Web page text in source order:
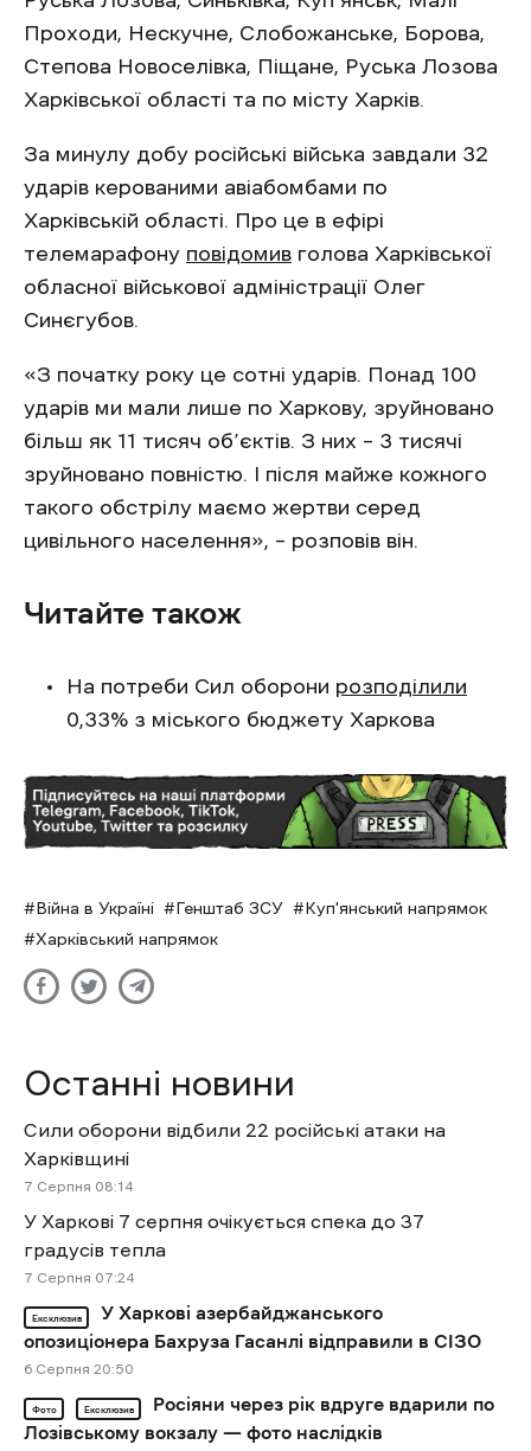
Проходи, Нескучне, Слобожанське, Борова,
Степова Новоселівка, Піщане, Руська Лозова
Харківської області та по місту Харків.
За минулу добу російські війська завдали 32
ударів керованими авіабомбами по
Харківській області. Про це в ефірі
телемарафону повідомив голова Харківської
обласної військової адміністрації Олег
Синєгубов.
«З початку року це сотні ударів. Понад 100
ударів ми мали лише по Харкову, зруйновано
більш як 11 тисяч об’єктів. З них – 3 тисячі
зруйновано повністю. І після майже кожного
такого обстрілу маємо жертви серед
цивільного населення», – розповів він.
Читайте також
На потреби Сил оборони розподілили
0,33% з міського бюджету Харкова
Війна в Україні Генштаб ЗСУ
Куп'янський напрямок
Харківський напрямок
Останні новини
Сили оборони відбили 22 російські атаки на
Харківщині
7 Cерпня 08:14
У Харкові 7 серпня очікується спека до 37
градусів тепла
7 Cерпня 07:24
Ексклюзив
У Харкові азербайджанського
опозиціонера Бахруза Гасанлі відправили в СІЗО
6 Cерпня 20:50
Фото Ексклюзив
Росіяни через рік вдруге вдарили по
Лозівському вокзалу — фото наслідків